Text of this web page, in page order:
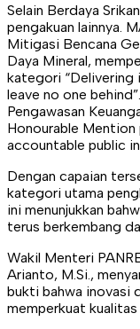
Selain Berdaya
pengakuan lainnya.
Mitigasi Bencana
Daya Mineral,
kategori “Delivering
leave no one
Pengawasan
Honourable Mention
accountable public
Dengan capaian
kategori utama
ini menunjukkan
terus berkembang
Wakil Menteri
Arianto, M.Si.,
bukti bahwa inovasi
memperkuat kualitas